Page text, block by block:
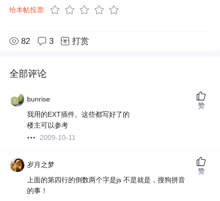
给本帖投票
82 3 打赏
全部评论
bunrise
我用的EXT插件。这些都写好了的
楼主可以参考
2009-10-11
赞
岁月之梦
上面的第四行的倒数两个字是js 不是就是，搜狗拼音
的事！
赞